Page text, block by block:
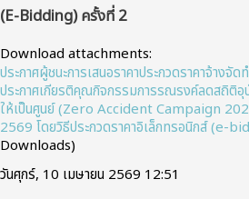
(e-Bidding) ครั้งที่ 2
Download attachments:
ประกาศผู้ชนะการเสนอราคาประกวดราคาจ้างจัด
ประกาศเกียรติคุณกิจกรรมการรณรงค์ลดสถิติอุ
ให้เป็นศูนย์ (Zero Accident Campaign
2569 โดยวิธีประกวดราคาอิเล็กทรอนิกส์ (e-
Downloads)
วันศุกร์, 10 เมษายน 2569 12:51